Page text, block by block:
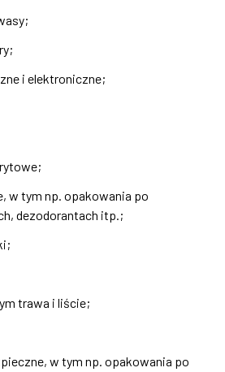
i elektroniczne;
w tym np. opakowania po
dezodorantach itp.;
trawa i liście;
w tym np. opakowania po